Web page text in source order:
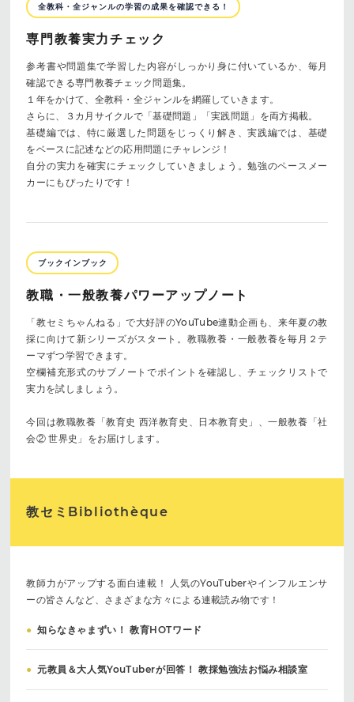
全教科・全ジャンルの学習の成果を確認できる！
専門教養実力チェック
参考書や問題集で学習した内容がしっかり身に付いているか、毎月
確認できる専門教養チェック問題集。
１年をかけて、全教科・全ジャンルを網羅していきます。
さらに、３カ月サイクルで「基礎問題」「実践問題」を両方掲載。
基礎編では、特に厳選した問題をじっくり解き、実践編では、基礎
をベースに記述などの応用問題にチャレンジ！
自分の実力を確実にチェックしていきましょう。勉強のペースメー
カーにもぴったりです！
ブックインブック
教職・一般教養パワーアップノート
「教セミちゃんねる」で大好評のYouTube連動企画も、来年夏の教
採に向けて新シリーズがスタート。教職教養・一般教養を毎月２テ
ーマずつ学習できます。
空欄補充形式のサブノートでポイントを確認し、チェックリストで
実力を試しましょう。
今回は教職教養「教育史 西洋教育史、日本教育史」、一般教養「社
会② 世界史」をお届けします。
教セミBibliothèque
教師力がアップする面白連載！ 人気のYouTuberやインフルエンサ
ーの皆さんなど、さまざまな方々による連載読み物です！
● 知らなきゃまずい！ 教育HOTワード
● 元教員＆大人気YouTuberが回答！ 教採勉強法お悩み相談室